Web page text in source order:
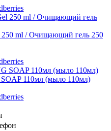
ml / Очищающий гель 250
110мл (мыло 110мл)